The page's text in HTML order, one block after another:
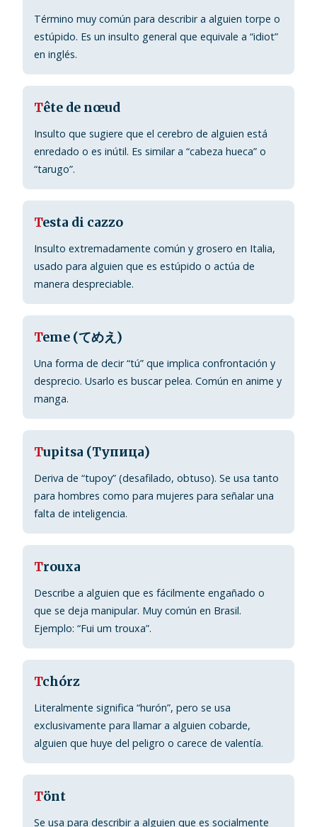
Término muy común para describir a alguien torpe o
estúpido. Es un insulto general que equivale a “idiot”
en inglés.
Tête de nœud
Insulto que sugiere que el cerebro de alguien está
enredado o es inútil. Es similar a “cabeza hueca” o
“tarugo”.
Testa di cazzo
Insulto extremadamente común y grosero en Italia,
usado para alguien que es estúpido o actúa de
manera despreciable.
Teme (てめえ)
Una forma de decir “tú” que implica confrontación y
desprecio. Usarlo es buscar pelea. Común en anime y
manga.
Tupitsa (Тупица)
Deriva de “tupoy” (desafilado, obtuso). Se usa tanto
para hombres como para mujeres para señalar una
falta de inteligencia.
Trouxa
Describe a alguien que es fácilmente engañado o
que se deja manipular. Muy común en Brasil.
Ejemplo: “Fui um trouxa”.
Tchórz
Literalmente significa “hurón”, pero se usa
exclusivamente para llamar a alguien cobarde,
alguien que huye del peligro o carece de valentía.
Tönt
Se usa para describir a alguien que es socialmente